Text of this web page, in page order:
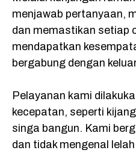
menjawab pertanyaan,
dan memastikan setiap
mendapatkan
bergabung dengan
Pelayanan kami
kecepatan, seperti
singa bangun. Kami
dan tidak mengenal